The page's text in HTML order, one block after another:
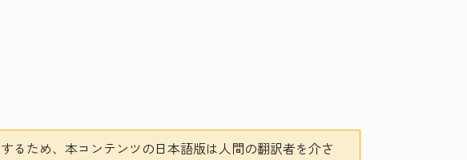
るため、本コンテンツの日本語版は人間の翻訳者を介さ